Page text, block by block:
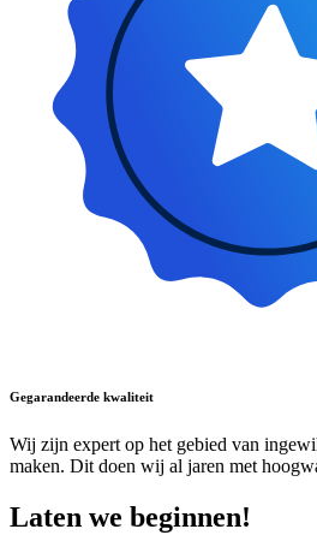
Gegarandeerde kwaliteit
Wij zijn expert op het gebied van
maken. Dit doen wij al jaren met
Laten we beginnen!